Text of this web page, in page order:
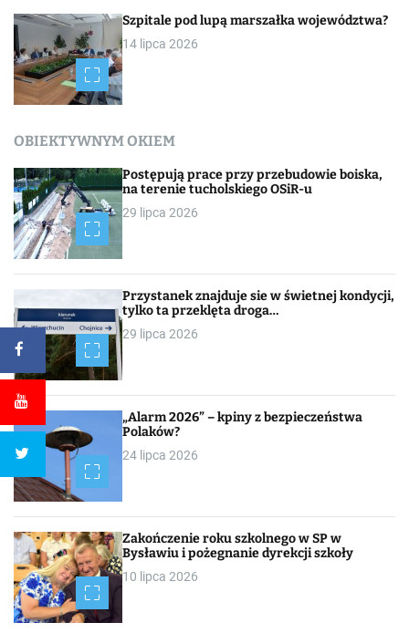
Szpitale pod lupą marszałka województwa?
14 lipca 2026
OBIEKTYWNYM OKIEM
Postępują prace przy przebudowie boiska,
na terenie tucholskiego OSiR-u
29 lipca 2026
Przystanek znajduje sie w świetnej kondycji,
tylko ta przeklęta droga…
29 lipca 2026
„Alarm 2026” – kpiny z bezpieczeństwa
Polaków?
24 lipca 2026
Zakończenie roku szkolnego w SP w
Bysławiu i pożegnanie dyrekcji szkoły
10 lipca 2026